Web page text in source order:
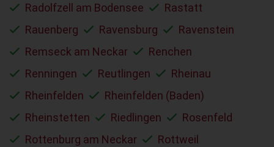
Radolfzell am Bodensee
Rastatt
Rauenberg
Ravensburg
Ravenstein
Remseck am Neckar
Renchen
Renningen
Reutlingen
Rheinau
Rheinfelden
Rheinfelden (Baden)
Rheinstetten
Riedlingen
Rosenfeld
Rottenburg am Neckar
Rottweil